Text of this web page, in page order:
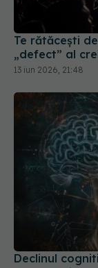
Declinul
normală și
16 apr 2026, 11:34